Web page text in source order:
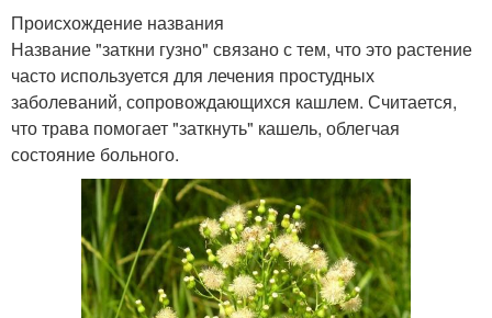
Происхождение названия
Название "заткни гузно" связано с тем, что это растение
часто используется для лечения простудных
заболеваний, сопровождающихся кашлем. Считается,
что трава помогает "заткнуть" кашель, облегчая
состояние больного.